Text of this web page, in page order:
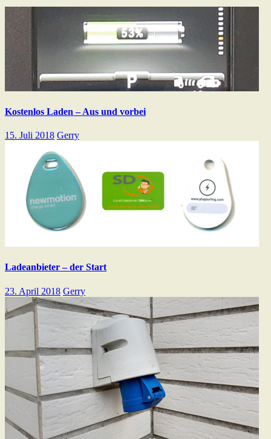
Kostenlos Laden – Aus und vorbei
15. Juli 2018 Gerry
Ladeanbieter – der Start
23. April 2018 Gerry